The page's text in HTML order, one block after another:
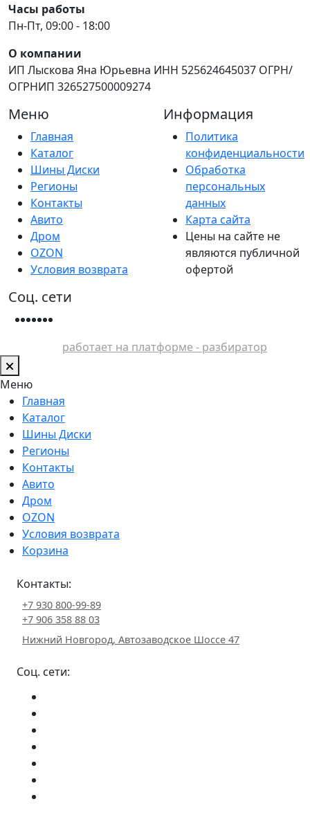
Часы работы
Пн-Пт, 09:00 - 18:00
О компании
ИП Лыскова Яна Юрьевна ИНН 525624645037 ОГРН/
ОГРНИП 326527500009274
Меню
Главная
Каталог
Шины Диски
Регионы
Контакты
Авито
Дром
OZON
Условия возврата
Информация
Политика
конфиденциальности
Обработка
персональных
данных
Карта сайта
Цены на сайте не
являются публичной
офертой
Соц. сети
работает на платформе - разбиратор
Меню
Главная
Каталог
Шины Диски
Регионы
Контакты
Авито
Дром
OZON
Условия возврата
Корзина
Контакты:
+7 930 800-99-89
+7 906 358 88 03
Нижний Новгород, Автозаводское Шоссе 47
Соц. сети: